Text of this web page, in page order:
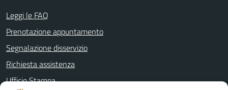
Leggi le FAQ
Prenotazione appuntamento
Segnalazione disservizio
Richiesta assistenza
Ufficio Stampa